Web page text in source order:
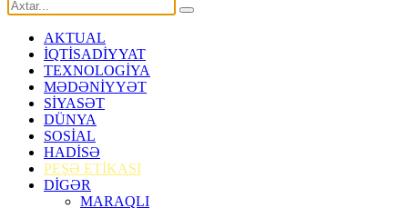
AKTUAL
İQTİSADİYYAT
TEXNOLOGİYA
MƏDƏNİYYƏT
SİYASƏT
DÜNYA
SOSİAL
HADİSƏ
PEŞƏ ETİKASI
DİGƏR
MARAQLI